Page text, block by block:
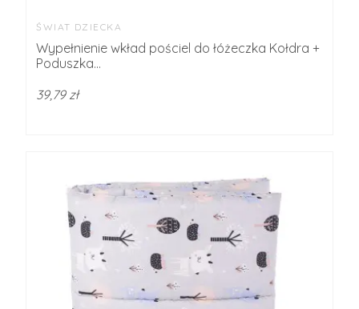
ŚWIAT DZIECKA
Wypełnienie wkład pościel do łóżeczka Kołdra +
Poduszka...
39,79 zł